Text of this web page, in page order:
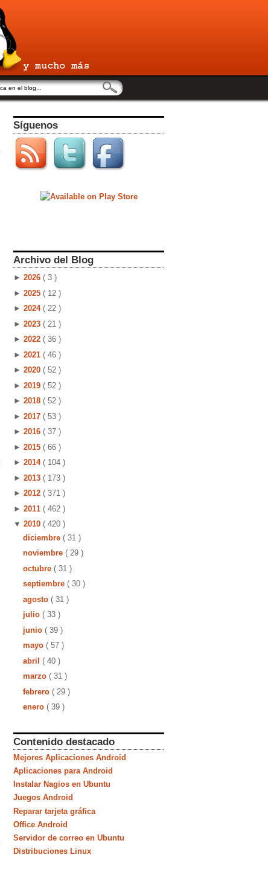
Síguenos
Archivo del Blog
► 2026 ( 3 )
► 2025 ( 12 )
► 2024 ( 22 )
► 2023 ( 21 )
► 2022 ( 36 )
► 2021 ( 46 )
► 2020 ( 52 )
► 2019 ( 52 )
► 2018 ( 52 )
► 2017 ( 53 )
► 2016 ( 37 )
► 2015 ( 66 )
► 2014 ( 104 )
► 2013 ( 173 )
► 2012 ( 371 )
► 2011 ( 462 )
▼ 2010 ( 420 )
diciembre ( 31 )
noviembre ( 29 )
octubre ( 31 )
septiembre ( 30 )
agosto ( 31 )
julio ( 33 )
junio ( 39 )
mayo ( 57 )
abril ( 40 )
marzo ( 31 )
febrero ( 29 )
enero ( 39 )
Contenido destacado
Mejores Aplicaciones Android
Aplicaciones para Android
Instalar Nagios en Ubuntu
Juegos Android
Reparar tarjeta gráfica
Office Android
Servidor de correo en Ubuntu
Distribuciones Linux